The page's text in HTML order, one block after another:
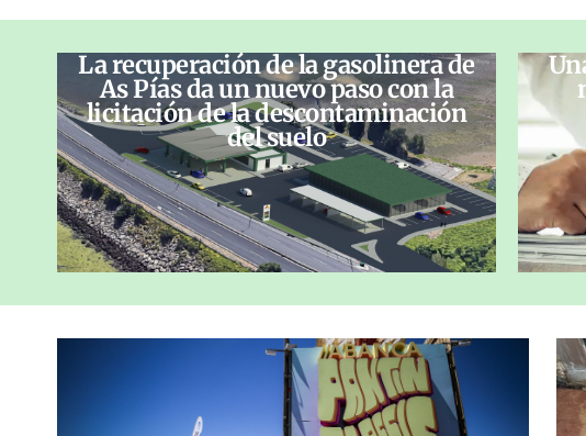
La recuperación de la gasolinera de
As Pías da un nuevo paso con la
licitación de la descontaminación
del suelo